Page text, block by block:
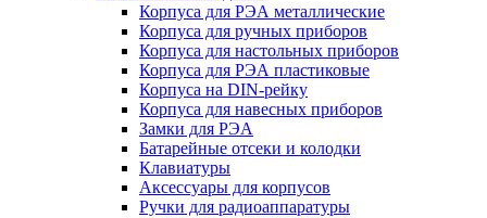
Корпуса для РЭА металлические
Корпуса для ручных приборов
Корпуса для настольных приборов
Корпуса для РЭА пластиковые
Корпуса на DIN-рейку
Корпуса для навесных приборов
Замки для РЭА
Батарейные отсеки и колодки
Клавиатуры
Аксессуары для корпусов
Ручки для радиоаппаратуры